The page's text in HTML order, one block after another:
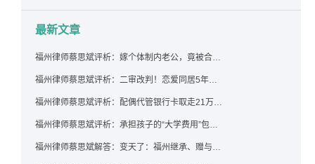
最新文章
福州律师蔡思斌评析：嫁个体制内老公，竟被合伙设局背上近百万债务，婚前不查征信真要命！
福州律师蔡思斌评析：二审改判！恋爱同居5年为女友买车，分手后能要回吗？
福州律师蔡思斌评析：配偶代管银行卡取走21万，离婚后这笔钱还要得回来吗？
福州律师蔡思斌评析：承担孩子的“大学费用”包括高额留学费用吗？
福州律师蔡思斌解答：变天了：福州继承、赠与房产转让要收20%个税？福州国税官方回复来了！